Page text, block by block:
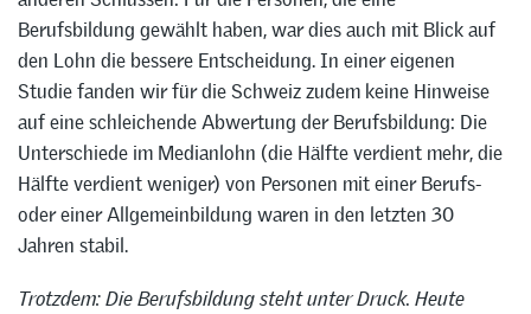
Berufsbildung gewählt haben, war dies auch mit Blick auf
den Lohn die bessere Entscheidung. In einer eigenen
Studie fanden wir für die Schweiz zudem keine Hinweise
auf eine schleichende Abwertung der Berufsbildung: Die
Unterschiede im Medianlohn (die Hälfte verdient mehr, die
Hälfte verdient weniger) von Personen mit einer Berufs-
oder einer Allgemeinbildung waren in den letzten 30
Jahren stabil.
Trotzdem: Die Berufsbildung steht unter Druck. Heute